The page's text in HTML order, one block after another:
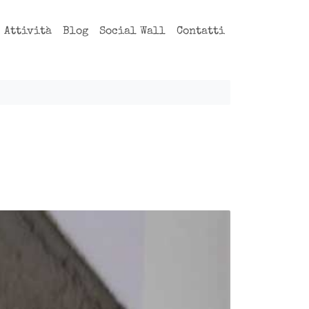
Attività Blog Social Wall Contatti